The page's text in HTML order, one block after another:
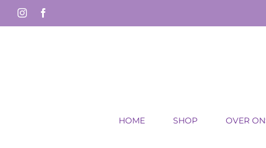
Instagram
HOME SHOP OVER